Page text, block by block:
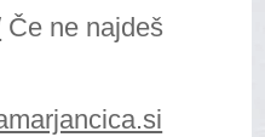
Če ne najdeš